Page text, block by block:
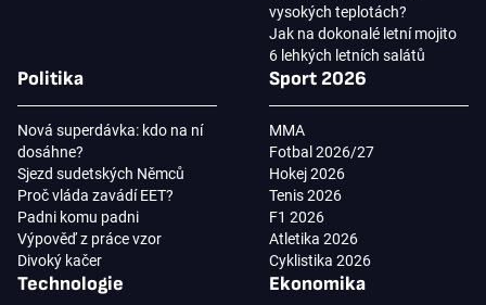
vysokých teplotách?
Jak na dokonalé letní mojito
6 lehkých letních salátů
Politika
Nová superdávka: kdo na ní
dosáhne?
Sjezd sudetských Němců
Proč vláda zavádí EET?
Padni komu padni
Výpověď z práce vzor
Divoký kačer
Sport 2026
MMA
Fotbal 2026/27
Hokej 2026
Tenis 2026
F1 2026
Atletika 2026
Cyklistika 2026
Technologie Ekonomika